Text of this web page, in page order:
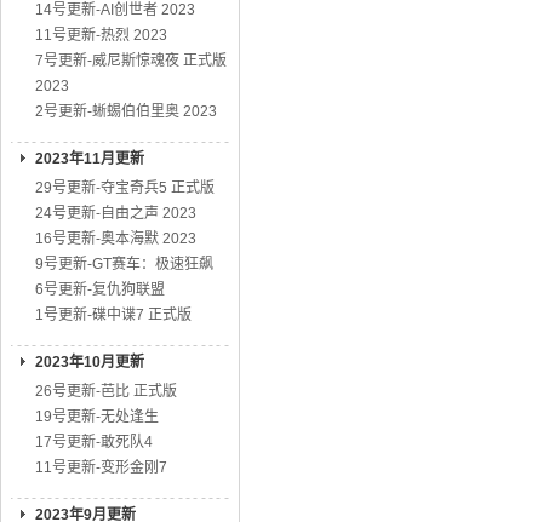
14号更新-AI创世者 2023
11号更新-热烈 2023
7号更新-威尼斯惊魂夜 正式版
2023
2号更新-蜥蜴伯伯里奥 2023
2023年11月更新
29号更新-夺宝奇兵5 正式版
24号更新-自由之声 2023
16号更新-奥本海默 2023
9号更新-GT赛车：极速狂飙
6号更新-复仇狗联盟
1号更新-碟中谍7 正式版
2023年10月更新
26号更新-芭比 正式版
19号更新-无处逢生
17号更新-敢死队4
11号更新-变形金刚7
2023年9月更新